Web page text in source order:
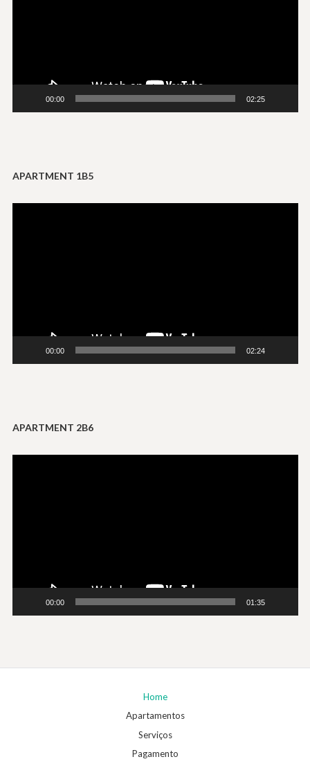
00:00 02:25
APARTMENT 1B5
00:00 02:24
APARTMENT 2B6
00:00 01:35
Home
Apartamentos
Serviços
Pagamento